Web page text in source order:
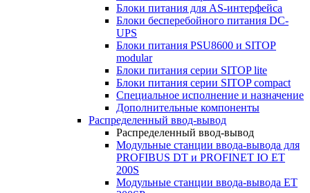
Блоки питания для AS-интерфейса
Блоки бесперебойного питания DC-
UPS
Блоки питания PSU8600 и SITOP
modular
Блоки питания серии SITOP lite
Блоки питания серии SITOP compact
Специальное исполнение и назначение
Дополнительные компоненты
Распределенный ввод-вывод
Распределенный ввод-вывод
Модульные станции ввода-вывода для
PROFIBUS DT и PROFINET IO ET
200S
Модульные станции ввода-вывода ET